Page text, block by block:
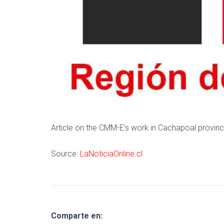
Article on the CMM-E’s work in Cachapoal
Source: LaNoticiaOnline.cl
Comparte en: